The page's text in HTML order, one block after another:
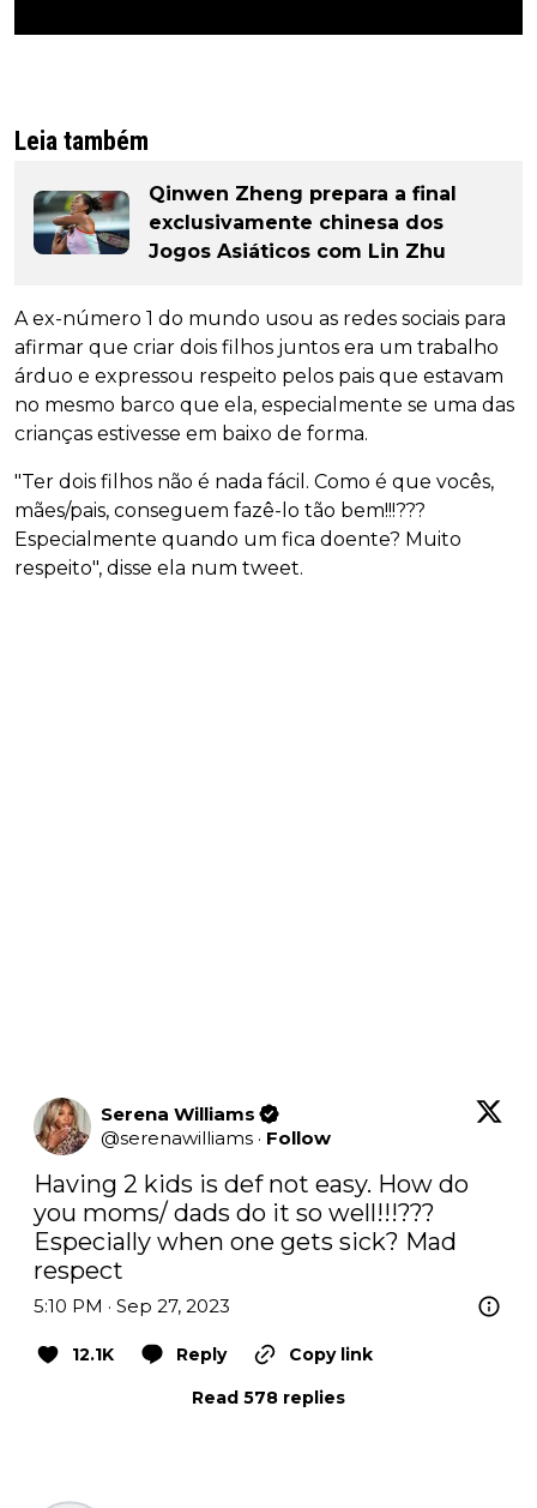
Leia também
Qinwen Zheng prepara a final
exclusivamente chinesa dos
Jogos Asiáticos com Lin Zhu
A ex-número 1 do mundo usou as redes sociais para
afirmar que criar dois filhos juntos era um trabalho
árduo e expressou respeito pelos pais que estavam
no mesmo barco que ela, especialmente se uma das
crianças estivesse em baixo de forma.
"Ter dois filhos não é nada fácil. Como é que vocês,
mães/pais, conseguem fazê-lo tão bem!!!???
Especialmente quando um fica doente? Muito
respeito", disse ela num tweet.
Serena Williams
@serenawilliams · Follow
Having 2 kids is def not easy. How do
you moms/ dads do it so well!!!???
Especially when one gets sick? Mad
respect
5:10 PM · Sep 27, 2023
12.1K Reply
Copy link
Read 578 replies